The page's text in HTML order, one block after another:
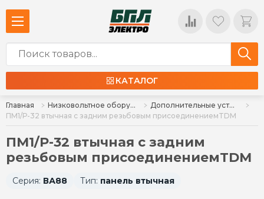
КАТАЛОГ
Главная Низковольтное оборудование
Дополнительные устройства для автоматических выключателей
ПМ1/Р-32 втычная с задним резьбовым присоединениемTDM
ПМ1/Р-32 втычная с задним
резьбовым присоединениемTDM
Серия: ВА88 Тип: панель втычная